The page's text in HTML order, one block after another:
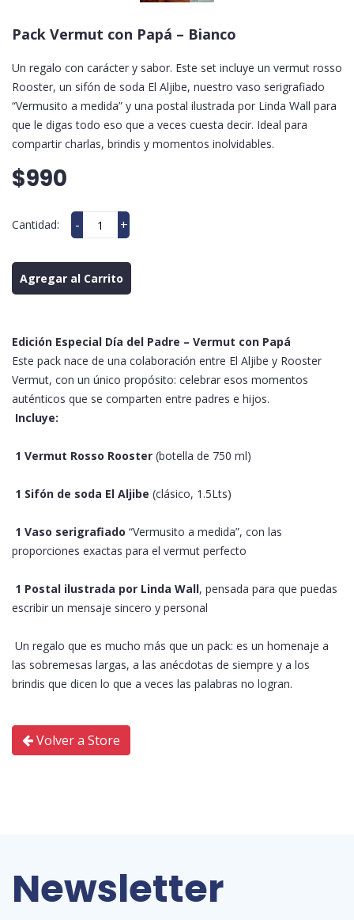
Pack Vermut con Papá – Bianco
Un regalo con carácter y sabor. Este set incluye un vermut rosso
Rooster, un sifón de soda El Aljibe, nuestro vaso serigrafiado
“Vermusito a medida” y una postal ilustrada por Linda Wall para
que le digas todo eso que a veces cuesta decir. Ideal para
compartir charlas, brindis y momentos inolvidables.
$990
Cantidad: - +
Agregar al Carrito
Edición Especial Día del Padre – Vermut con Papá
Este pack nace de una colaboración entre El Aljibe y Rooster
Vermut, con un único propósito: celebrar esos momentos
auténticos que se comparten entre padres e hijos.
Incluye:
1 Vermut Rosso Rooster (botella de 750 ml)
1 Sifón de soda El Aljibe (clásico, 1.5Lts)
1 Vaso serigrafiado “Vermusito a medida”, con las
proporciones exactas para el vermut perfecto
1 Postal ilustrada por Linda Wall, pensada para que puedas
escribir un mensaje sincero y personal
Un regalo que es mucho más que un pack: es un homenaje a
las sobremesas largas, a las anécdotas de siempre y a los
brindis que dicen lo que a veces las palabras no logran.
Volver a Store
Newsletter